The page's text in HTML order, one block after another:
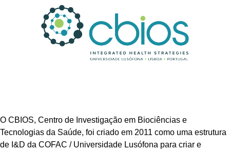
O CBIOS, Centro de Investigação em Biociências e
Tecnologias da Saúde, foi criado em 2011 como uma estrutura
de I&D da COFAC / Universidade Lusófona para criar e